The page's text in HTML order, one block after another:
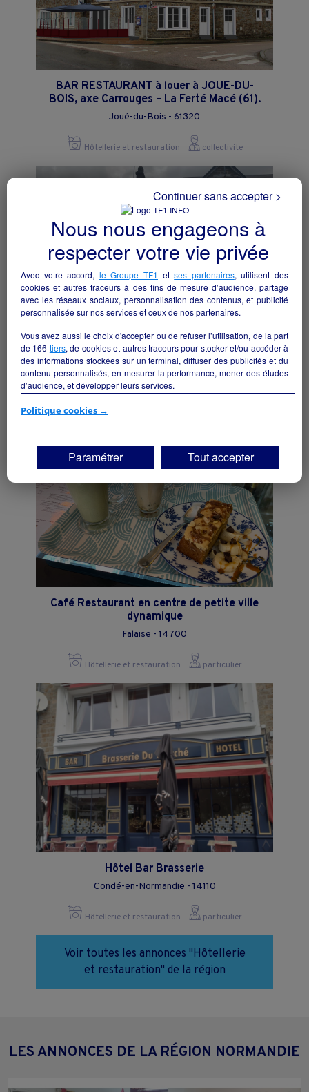
BAR RESTAURANT à louer à JOUE-DU-
BOIS, axe Carrouges – La Ferté Macé (61).
Joué-du-Bois - 61320
Hôtellerie et restauration collectivite
Commerce Au p'tit Saint Martin
Saint-Martin-d'Aubigny - 50190
Café Restaurant en centre de petite ville
dynamique
Falaise - 14700
Hôtellerie et restauration particulier
Hôtel Bar Brasserie
Condé-en-Normandie - 14110
Hôtellerie et restauration particulier
Voir toutes les annonces "Hôtellerie
et restauration" de la région
LES ANNONCES DE LA RÉGION NORMANDIE
Nous nous engageons à
respecter votre vie privée
Avec votre accord, le Groupe TF1 etses partenaires, utilisent des
cookies et autres traceurs à des fins de mesure d’audience, partage
avec les réseaux sociaux, personnalisation des contenus, et publicité
personnalisée sur nos services et ceux de nos partenaires.
Vous avez aussi le choix d'accepter ou de refuser l’utilisation, de la part
de 166 tiers, de cookies et autres traceurs pour stocker et/ou accéder à
des informations stockées sur un terminal, diffuser des publicités et du
contenu personnalisés, en mesurer la performance, mener des études
d’audience, et développer leurs services.
Si vous continuez sans accepter, les fonctionnalités liées à la
vos centres d'intérêt. Seuls lescookies/traceurs techniquesseront
déposés et lus sur votre terminal.
Vous pouvez exprimer vos choix en cliquant sur "Tout accepter",
"Continuer sans accepter" ou "Paramétrer", et les modifier à tout
moment en cliquant sur le lien "Paramétrez vos choix" situé en bas de
page.
Politique cookies →
Paramétrer
Continuer sans accepter >
Tout accepter